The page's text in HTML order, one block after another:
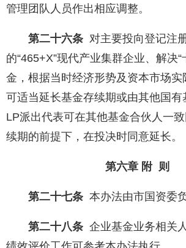
管理团队人员作出相应调整。
第二十六条 对主要投向登记注
的“465+X”现代产业集群企业、解决“
金，根据当时经济形势及资本市场
可适当延长基金存续期或由其他国有
LP派出代表可在其他基金合伙人一
续期的前提下，在投决时同意延长。
第六章 附 则
第二十七条 本办法由市国资委
第二十八条 企业基金业务相关